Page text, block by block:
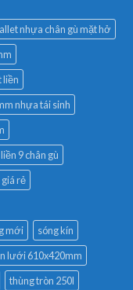
nhựa chân gù mặt hở
liền
nhựa tái sinh
9 chân gù
rẻ
mới
sóng kín
lưới 610x420mm
thùng tròn 250l